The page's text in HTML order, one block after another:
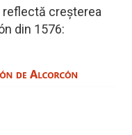
reflectă creșterea
din 1576: